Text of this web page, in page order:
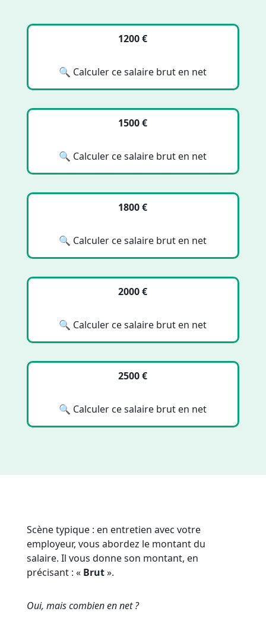
1200 €
🔍 Calculer ce salaire brut en net
1500 €
🔍 Calculer ce salaire brut en net
1800 €
🔍 Calculer ce salaire brut en net
2000 €
🔍 Calculer ce salaire brut en net
2500 €
🔍 Calculer ce salaire brut en net
Scène typique : en entretien avec votre
employeur, vous abordez le montant du
salaire. Il vous donne son montant, en
précisant : «Brut».
Oui, mais combien en net ?